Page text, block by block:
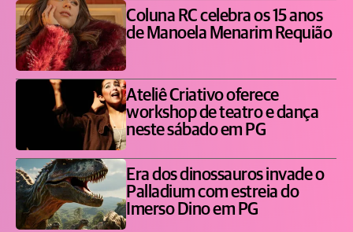
Coluna RC celebra os 15 anos
de Manoela Menarim Requião
Ateliê Criativo oferece
workshop de teatro e dança
neste sábado em PG
Era dos dinossauros invade o
Palladium com estreia do
Imerso Dino em PG